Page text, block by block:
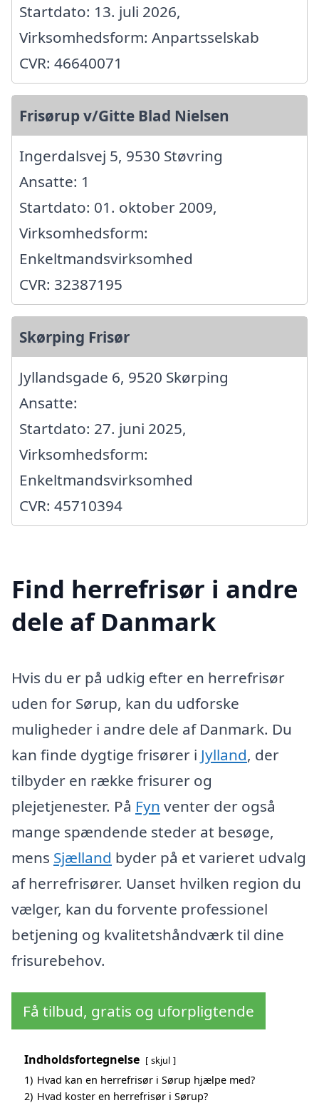
Startdato: 13. juli 2026,
Virksomhedsform: Anpartsselskab
CVR: 46640071
Frisørup v/Gitte Blad Nielsen
Ingerdalsvej 5, 9530 Støvring
Ansatte: 1
Startdato: 01. oktober 2009,
Virksomhedsform:
Enkeltmandsvirksomhed
CVR: 32387195
Skørping Frisør
Jyllandsgade 6, 9520 Skørping
Ansatte:
Startdato: 27. juni 2025,
Virksomhedsform:
Enkeltmandsvirksomhed
CVR: 45710394
Find herrefrisør i andre
dele af Danmark
Hvis du er på udkig efter en herrefrisør
uden for Sørup, kan du udforske
muligheder i andre dele af Danmark. Du
kan finde dygtige frisører i Jylland, der
tilbyder en række frisurer og
plejetjenester. På Fyn venter der også
mange spændende steder at besøge,
mens Sjælland byder på et varieret udvalg
af herrefrisører. Uanset hvilken region du
vælger, kan du forvente professionel
betjening og kvalitetshåndværk til dine
frisurebehov.
Få tilbud, gratis og uforpligtende
Indholdsfortegnelse skjul
1) Hvad kan en herrefrisør i Sørup hjælpe med?
2) Hvad koster en herrefrisør i Sørup?